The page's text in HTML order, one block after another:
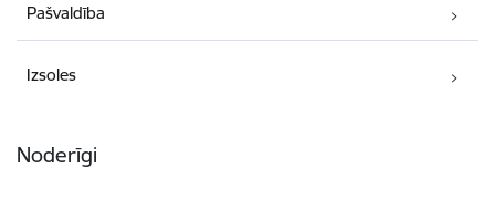
Pašvaldība
Izsoles
Noderīgi